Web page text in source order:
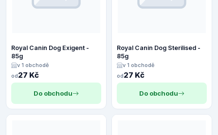
Royal Canin Dog Exigent -
85g
v 1 obchodě
od27 Kč
Do obchodu
Royal Canin Dog Sterilised -
85g
v 1 obchodě
od27 Kč
Do obchodu